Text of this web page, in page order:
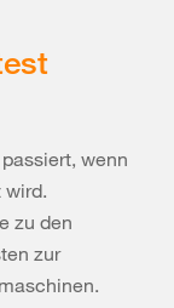
wenn
zu den
zur